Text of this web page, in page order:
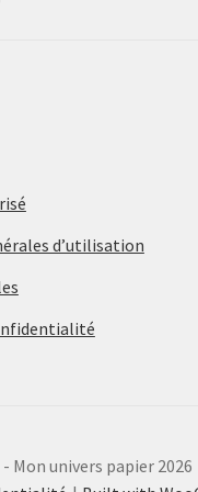
d’utilisation
Mon univers papier 2026